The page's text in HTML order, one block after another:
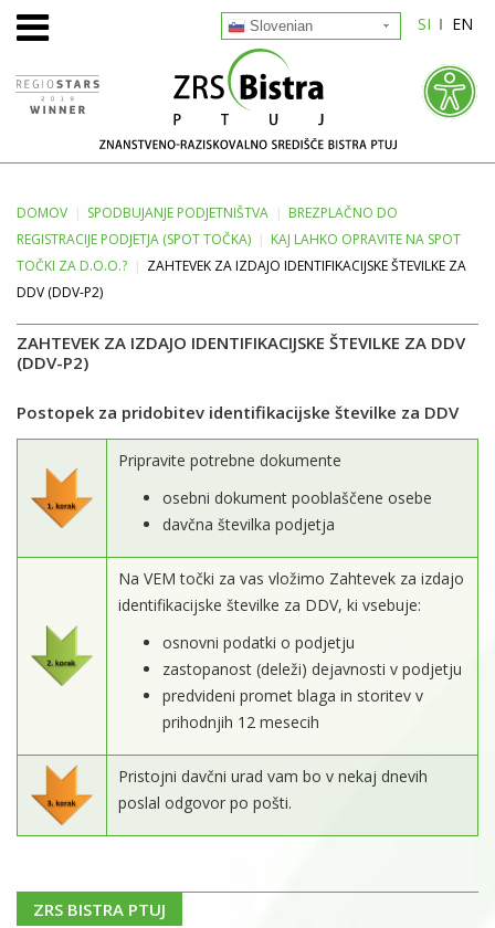
SI EN
Slovenian
DOMOV SPODBUJANJE PODJETNIŠTVA
BREZPLAČNO DO
REGISTRACIJE PODJETJA (SPOT TOČKA)
KAJ LAHKO OPRAVITE NA SPOT
TOČKI ZA D.O.O.?
ZAHTEVEK ZA IZDAJO IDENTIFIKACIJSKE ŠTEVILKE ZA
DDV (DDV-P2)
ZAHTEVEK ZA IZDAJO IDENTIFIKACIJSKE ŠTEVILKE ZA DDV
(DDV-P2)
Postopek za pridobitev identifikacijske številke za DDV
Pripravite potrebne dokumente
osebni dokument pooblaščene osebe
davčna številka podjetja
Na VEM točki za vas vložimo Zahtevek za izdajo
identifikacijske številke za DDV, ki vsebuje:
osnovni podatki o podjetju
zastopanost (deleži) dejavnosti v podjetju
predvideni promet blaga in storitev v
prihodnjih 12 mesecih
Pristojni davčni urad vam bo v nekaj dnevih
poslal odgovor po pošti.
ZRS BISTRA PTUJ